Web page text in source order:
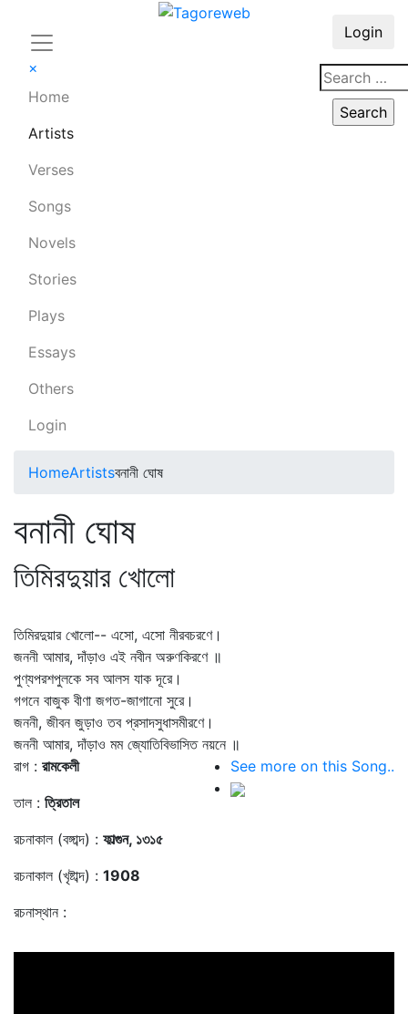
×
Home
Artists
Verses
Songs
Novels
Stories
Plays
Essays
Others
Login
Login
HomeArtistsবনানী ঘোষ
বনানী ঘোষ
তিমিরদুয়ার খোলো
তিমিরদুয়ার খোলো-- এসো, এসো নীরবচরণে।
জননী আমার, দাঁড়াও এই নবীন অরুণকিরণে ॥
পুণ্যপরশপুলকে সব আলস যাক দূরে।
গগনে বাজুক বীণা জগত-জাগানো সুরে।
জননী, জীবন জুড়াও তব প্রসাদসুধাসমীরণে।
জননী আমার, দাঁড়াও মম জ্যোতিবিভাসিত নয়নে ॥
রাগ : রামকেলী
তাল : ত্রিতাল
রচনাকাল (বঙ্গাব্দ) : ফাল্গুন, ১৩১৫
রচনাকাল (খৃষ্টাব্দ) : 1908
রচনাস্থান :
See more on this Song..